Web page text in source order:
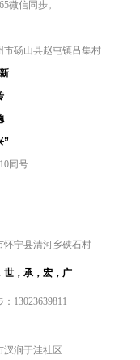
微信同步。
市砀山县赵屯镇吕集村
”
同号
怀宁县清河乡硖石村
世，承，宏，广
13023639811
汊涧于洼社区